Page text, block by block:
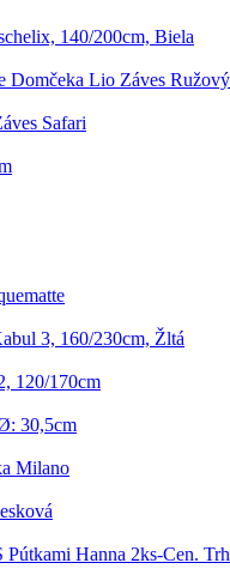
140/200cm, Biela
Domčeka Lio Záves Ružový
Safari
3, 160/230cm, Žltá
120/170cm
30,5cm
Milano
Pútkami Hanna 2ks-Cen.